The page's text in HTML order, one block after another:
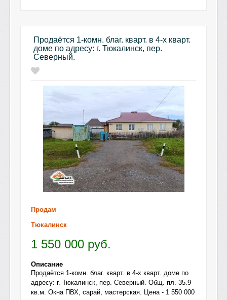
Продаётся 1-комн. благ. кварт. в 4-х кварт.
доме по адресу: г. Тюкалинск, пер.
Северный.
Продам
Тюкалинск
1 550 000 руб.
Описание
Продаётся 1-комн. благ. кварт. в 4-х кварт. доме по
адресу: г. Тюкалинск, пер. Северный. Общ. пл. 35.9
кв.м. Окна ПВХ, сарай, мастерская. Цена - 1 550 000